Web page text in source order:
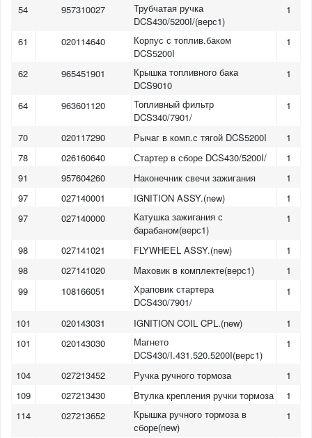
54
957310027
Трубчатая ручка
DCS430/5200I/(верс1)
1
61 020114640
Корпус с топлив.баком
DCS5200I
1
62 965451901
Крышка топливного бака
DCS9010
1
64 963601120
Топливный фильтр
DCS340/7901/
1
70 020117290 Рычаг в комп.с тягой DCS5200I
1
78
026160640 Стартер в сборе DCS430/5200I/
1
91
957604260 Наконечник свечи зажигания
1
97
027140001 IGNITION ASSY.(new)
1
97
027140000
Катушка зажигания с
барабаном(верс1)
1
98 027141021 FLYWHEEL ASSY.(new)
1
98
027141020 Маховик в комплекте(верс1)
1
99
108166051
Храповик стартера
DCS430/7901/
1
101 020143031 IGNITION COIL CPL.(new)
1
101
020143030
Магнето
DCS430/I.431.520.5200I(верс1)
1
104 027213452 Ручка ручного тормоза
1
109
027213430 Втулка крепления ручки тормоза
1
114
027213652
Крышка ручного тормоза в
сборе(new)
1